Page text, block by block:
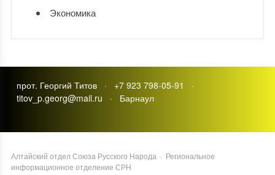
Экономика
прот. Георгий Титов · +7 923 798-05-91 ·
titov_p.georg@mail.ru · Барнаул
Алтайский отдел Союза Русского Народа · Региональное
информационное отделение СРН